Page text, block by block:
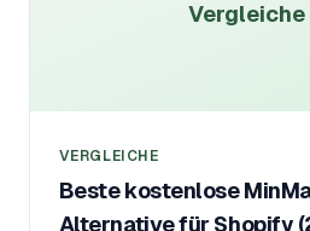
Vergleiche
VERGLEICHE
Beste kostenlose
Alternative für Shopify